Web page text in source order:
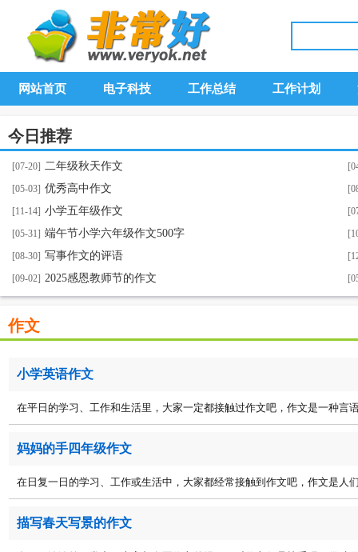
网站首页 电子科技 工作总结 工作计划
今日推荐
[07-20] 二年级秋天作文
[05-03] 优秀高中作文
[11-14] 小学五年级作文
[05-31] 端午节小学六年级作文500字
[08-30] 写事作文的评语
[09-02] 2025感恩教师节的作文
作文
小学英语作文
在平日的学习、工作和生活里，大家一定都接触过作文吧，作文是一种
妈妈的手四年级作文
在日复一日的学习、工作或生活中，大家都经常接触到作文吧，作文是
描写春天写景的作文